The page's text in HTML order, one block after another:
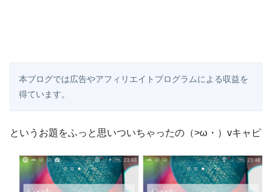
本ブログでは広告やアフィリエイトプログラムによる収益を
得ています。
というお題をふっと思いついちゃったの（>ω・）vキャピ